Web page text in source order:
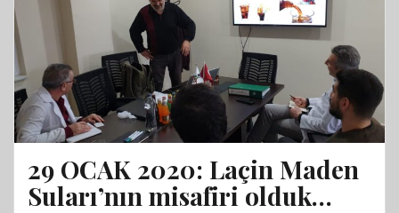
29 OCAK 2020: Laçin Maden
Suları’nın misafiri olduk…